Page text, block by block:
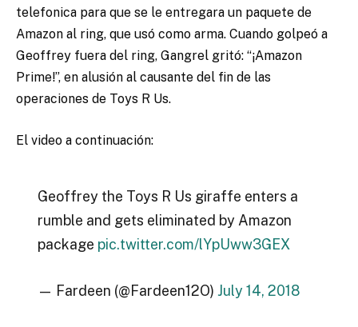
telefonica para que se le entregara un paquete de
Amazon al ring, que usó como arma. Cuando golpeó a
Geoffrey fuera del ring, Gangrel gritó: “¡Amazon
Prime!”, en alusión al causante del fin de las
operaciones de Toys R Us.
El video a continuación:
Geoffrey the Toys R Us giraffe enters a
rumble and gets eliminated by Amazon
package pic.twitter.com/lYpUww3GEX
— Fardeen (@Fardeen12O) July 14, 2018